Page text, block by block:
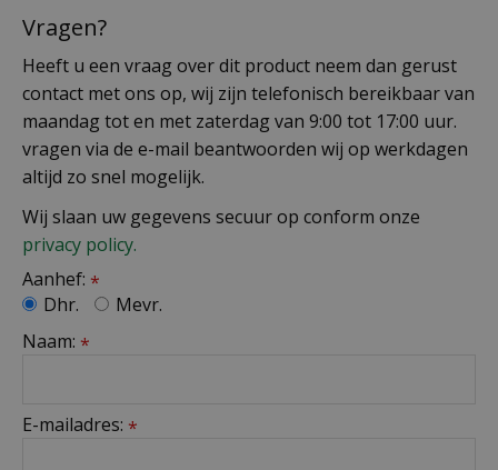
Vragen?
Heeft u een vraag over dit product neem dan gerust
contact met ons op, wij zijn telefonisch bereikbaar van
maandag tot en met zaterdag van 9:00 tot 17:00 uur.
vragen via de e-mail beantwoorden wij op werkdagen
altijd zo snel mogelijk.
Wij slaan uw gegevens secuur op conform onze
privacy policy.
Aanhef: *
Dhr.
Mevr.
Naam: *
E-mailadres: *